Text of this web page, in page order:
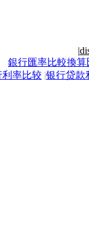
|
銀行匯率比較換算
利率比较 |银行贷款